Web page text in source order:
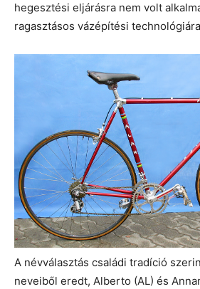
hegesztési eljárásra nem volt
ragasztásos vázépítési
A névválasztás családi tradíció
neveiből eredt, Alberto (AL) és